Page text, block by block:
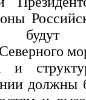
будут
должны